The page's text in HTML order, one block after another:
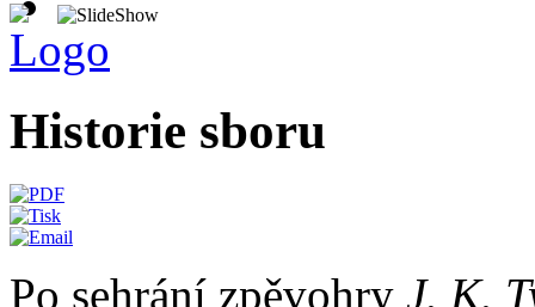
Historie sboru
Po sehrání zpěvohry J. K.